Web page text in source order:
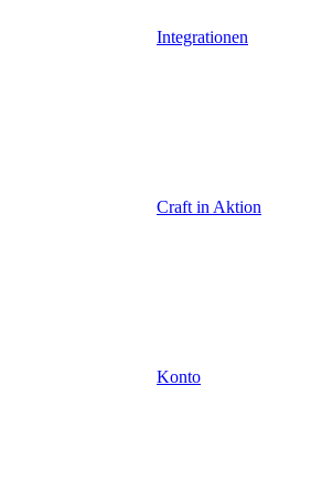
Integrationen
Craft in Aktion
Konto